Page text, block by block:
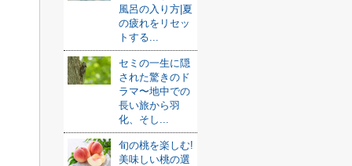
風呂の入り方|夏
の疲れをリセッ
トする...
セミの一生に隠
された驚きのド
ラマ〜地中での
長い旅から羽
化、そし...
旬の桃を楽しむ!
美味しい桃の選